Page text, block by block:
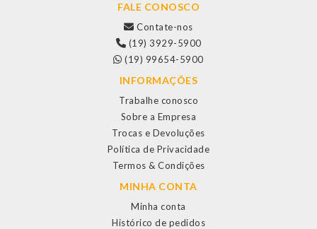
FALE CONOSCO
Contate-nos
(19) 3929-5900
(19) 99654-5900
INFORMAÇÕES
Trabalhe conosco
Sobre a Empresa
Trocas e Devoluções
Política de Privacidade
Termos & Condições
MINHA CONTA
Minha conta
Histórico de pedidos